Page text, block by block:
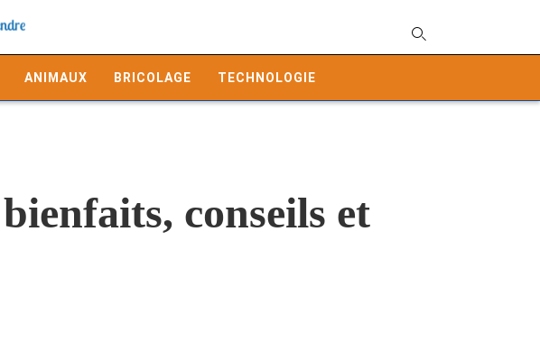
ANIMAUX BRICOLAGE TECHNOLOGIE
conseils et